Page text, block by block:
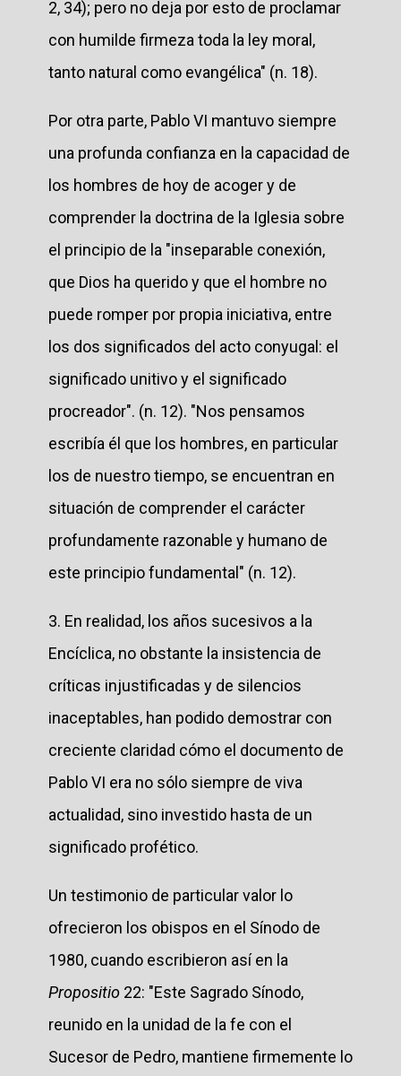
2, 34); pero no deja por esto de proclamar
con humilde firmeza toda la ley moral,
tanto natural como evangélica" (n. 18).
Por otra parte, Pablo VI mantuvo siempre
una profunda confianza en la capacidad de
los hombres de hoy de acoger y de
comprender la doctrina de la Iglesia sobre
el principio de la "inseparable conexión,
que Dios ha querido y que el hombre no
puede romper por propia iniciativa, entre
los dos significados del acto conyugal: el
significado unitivo y el significado
procreador". (n. 12). "Nos pensamos
escribía él que los hombres, en particular
los de nuestro tiempo, se encuentran en
situación de comprender el carácter
profundamente razonable y humano de
este principio fundamental" (n. 12).
3. En realidad, los años sucesivos a la
Encíclica, no obstante la insistencia de
críticas injustificadas y de silencios
inaceptables, han podido demostrar con
creciente claridad cómo el documento de
Pablo VI era no sólo siempre de viva
actualidad, sino investido hasta de un
significado profético.
Un testimonio de particular valor lo
ofrecieron los obispos en el Sínodo de
1980, cuando escribieron así en la
Propositio 22: "Este Sagrado Sínodo,
reunido en la unidad de la fe con el
Sucesor de Pedro, mantiene firmemente lo